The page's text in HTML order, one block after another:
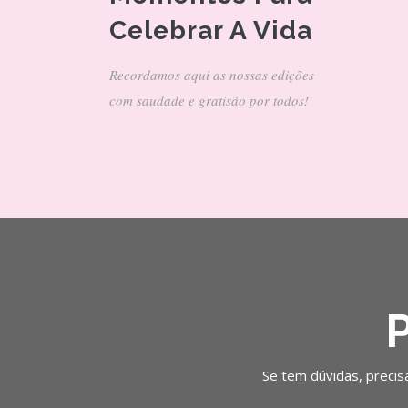
Celebrar A Vida
Recordamos aqui as nossas edições
com saudade e gratisão por todos!
Se tem dúvidas,